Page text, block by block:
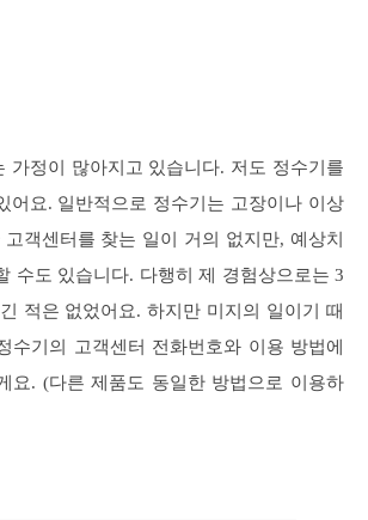
가정이 많아지고 있습니다. 저도 정수기를
어요. 일반적으로 정수기는 고장이나 이상
객센터를 찾는 일이 거의 없지만, 예상치
수도 있습니다. 다행히 제 경험상으로는 3
적은 없었어요. 하지만 미지의 일이기 때
수기의 고객센터 전화번호와 이용 방법에
요. (다른 제품도 동일한 방법으로 이용하